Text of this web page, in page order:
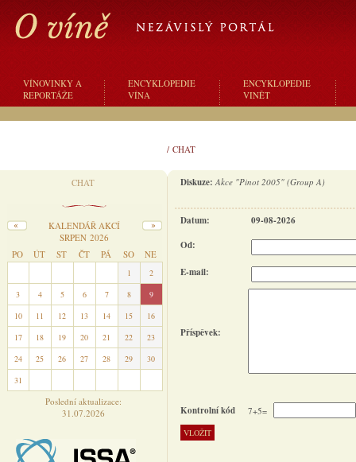
VÍNOVINKY A
REPORTÁŽE
ENCYKLOPEDIE
VÍNA
ENCYKLOPEDIE
VINĚT
/ CHAT
CHAT
KALENDÁŘ AKCÍ
SRPEN 2026
PO
ÚT ST ČT PÁ SO NE
1
2
3
4 5 6 7 8
9
10
11 12 13 14 15
16
17
18 19 20 21 22
23
24
25 26 27 28 29
30
31
Poslední aktualizace:
31.07.2026
Diskuze:Akce "Pinot 2005" (Group A)
Datum:
09-08-2026
Od:
E-mail:
Příspěvek:
Kontrolní kód 7+5=